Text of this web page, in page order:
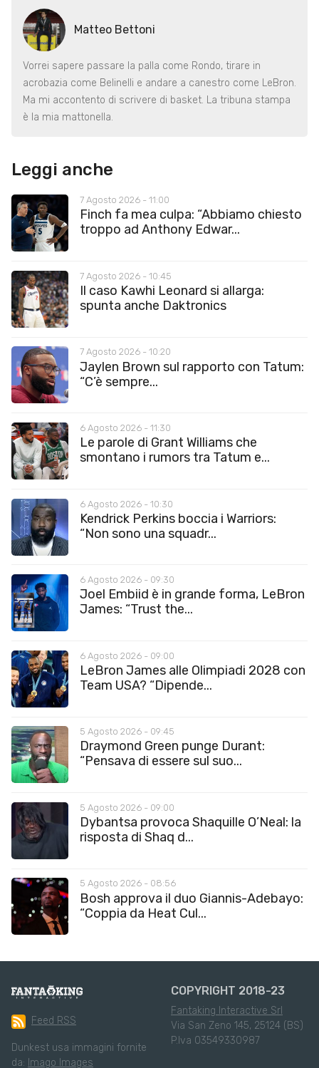
Matteo Bettoni
Vorrei sapere passare la palla come Rondo, tirare in
acrobazia come Belinelli e andare a canestro come LeBron.
Ma mi accontento di scrivere di basket. La tribuna stampa
è la mia mattonella.
Leggi anche
7 Agosto 2026 - 11:00
Finch fa mea culpa: “Abbiamo chiesto
troppo ad Anthony Edwar...
7 Agosto 2026 - 10:45
Il caso Kawhi Leonard si allarga:
spunta anche Daktronics
7 Agosto 2026 - 10:20
Jaylen Brown sul rapporto con Tatum:
“C’è sempre...
6 Agosto 2026 - 11:30
Le parole di Grant Williams che
smontano i rumors tra Tatum e...
6 Agosto 2026 - 10:30
Kendrick Perkins boccia i Warriors:
“Non sono una squadr...
6 Agosto 2026 - 09:30
Joel Embiid è in grande forma, LeBron
James: “Trust the...
6 Agosto 2026 - 09:00
LeBron James alle Olimpiadi 2028 con
Team USA? “Dipende...
5 Agosto 2026 - 09:45
Draymond Green punge Durant:
“Pensava di essere sul suo...
5 Agosto 2026 - 09:00
Dybantsa provoca Shaquille O’Neal: la
risposta di Shaq d...
5 Agosto 2026 - 08:56
Bosh approva il duo Giannis-Adebayo:
“Coppia da Heat Cul...
Feed RSS
Dunkest usa immagini fornite
da: Imago Images
COPYRIGHT 2018-23
Fantaking Interactive Srl
Via San Zeno 145, 25124 (BS)
P.Iva 03549330987